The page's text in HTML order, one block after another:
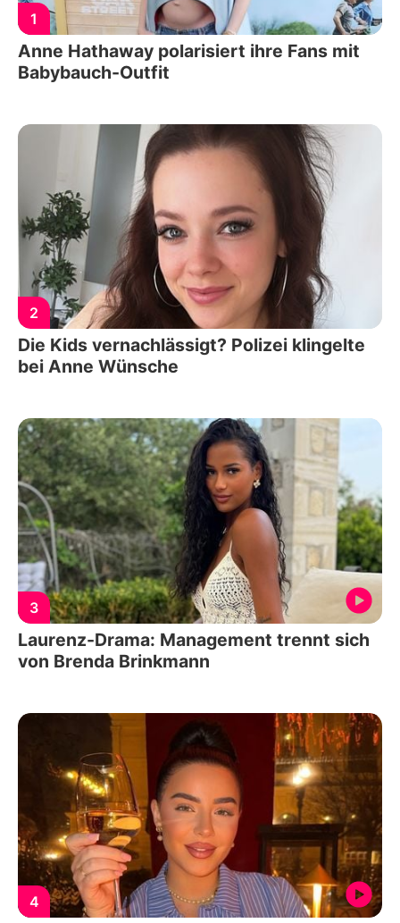
1
Anne Hathaway polarisiert ihre Fans mit
Babybauch-Outfit
2
Die Kids vernachlässigt? Polizei klingelte
bei Anne Wünsche
3
Laurenz-Drama: Management trennt sich
von Brenda Brinkmann
4